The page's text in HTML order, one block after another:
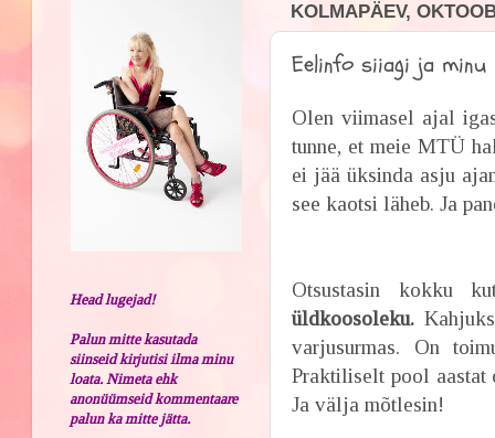
KOLMAPÄEV,
Eelinfo siiagi ja minu
Olen viimasel ajal
tunne, et meie MTÜ
ei jää üksinda asju
see kaotsi läheb. Ja
Otsustasin kokku
üldkoosoleku.
varjusurmas. On
Praktiliselt pool aastat
Ja välja mõtlesin!
Head lugejad!
Palun mitte kasutada
siinseid kirjutisi ilma minu
loata. Nimeta ehk
anonüümseid kommentaare
palun ka mitte jätta.